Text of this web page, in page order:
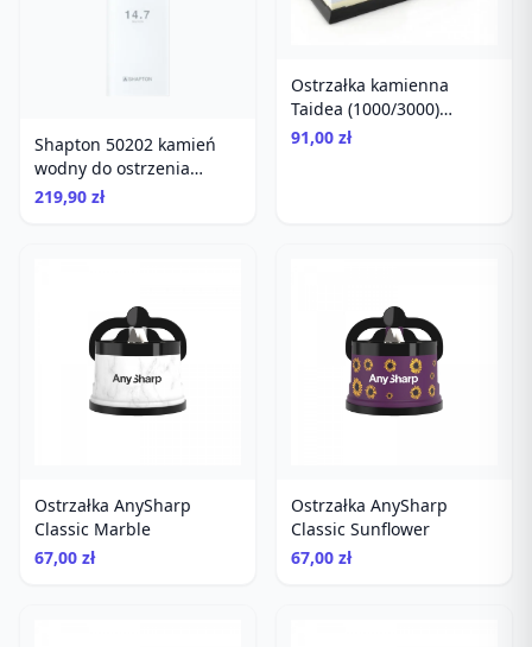
Shapton 50202 kamień
wodny do ostrzenia
gradacja 1000
219,90 zł
Ostrzałka kamienna
Taidea (1000/3000)
TG6310
91,00 zł
Ostrzałka AnySharp
Classic Marble
67,00 zł
Ostrzałka AnySharp
Classic Sunflower
67,00 zł